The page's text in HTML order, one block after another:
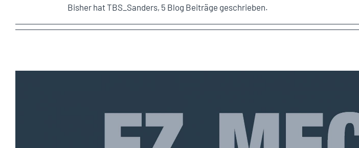
Bisher hat TBS_Sanders, 5 Blog Beiträge geschrieben.